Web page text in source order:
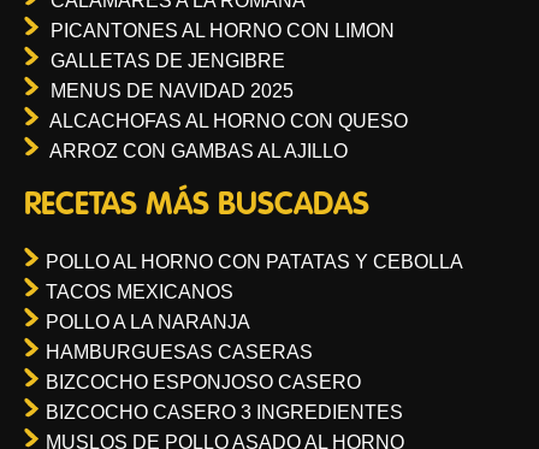
PICANTONES AL HORNO CON LIMON
GALLETAS DE JENGIBRE
MENUS DE NAVIDAD 2025
ALCACHOFAS AL HORNO CON QUESO
ARROZ CON GAMBAS AL AJILLO
RECETAS MÁS BUSCADAS
POLLO AL HORNO CON PATATAS Y CEBOLLA
TACOS MEXICANOS
POLLO A LA NARANJA
HAMBURGUESAS CASERAS
BIZCOCHO ESPONJOSO CASERO
BIZCOCHO CASERO 3 INGREDIENTES
MUSLOS DE POLLO ASADO AL HORNO